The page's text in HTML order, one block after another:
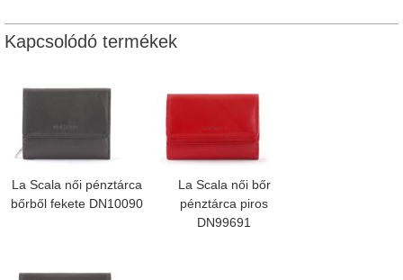
Kapcsolódó termékek
La Scala női pénztárca
bőrből fekete DN10090
La Scala női bőr
pénztárca piros
DN99691